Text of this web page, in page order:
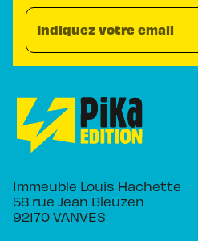
Indiquez votre email
Immeuble Louis Hachette
58 rue Jean Bleuzen
92170 VANVES